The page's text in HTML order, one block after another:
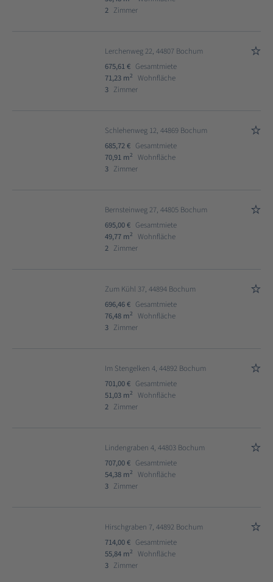
2 Zimmer
Lerchenweg 22, 44807 Bochum
675,61 € Gesamtmiete
71,23 m2
Wohnfläche
3 Zimmer
Schlehenweg 12, 44869 Bochum
685,72 € Gesamtmiete
70,91 m2
Wohnfläche
3 Zimmer
Bernsteinweg 27, 44805 Bochum
695,00 € Gesamtmiete
49,77 m2
Wohnfläche
2 Zimmer
Zum Kühl 37, 44894 Bochum
696,46 € Gesamtmiete
76,48 m2
Wohnfläche
3 Zimmer
Im Stengelken 4, 44892 Bochum
701,00 € Gesamtmiete
51,03 m2
Wohnfläche
2 Zimmer
Lindengraben 4, 44803 Bochum
707,00 € Gesamtmiete
54,38 m2
Wohnfläche
3 Zimmer
Hirschgraben 7, 44892 Bochum
714,00 € Gesamtmiete
55,84 m2
Wohnfläche
3 Zimmer